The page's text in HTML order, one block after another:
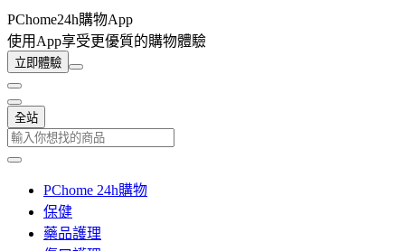
PChome24h購物App
使用App享受更優質的購物體驗
立即體驗
全站
PChome 24h購物
保健
藥品護理